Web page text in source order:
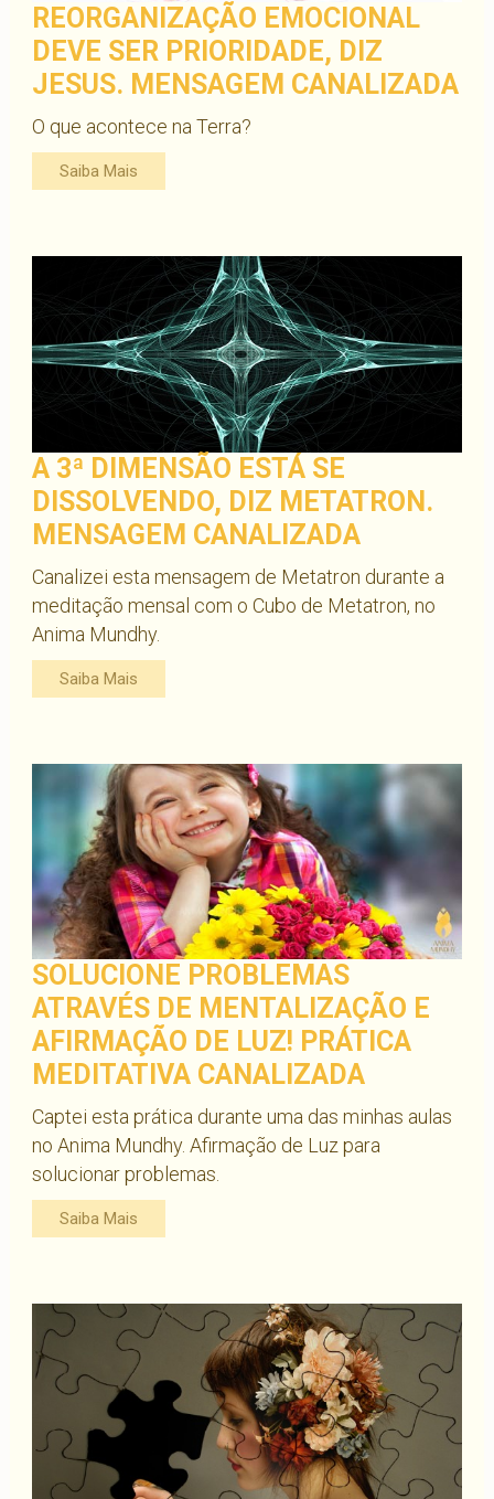
REORGANIZAÇÃO EMOCIONAL
DEVE SER PRIORIDADE, DIZ
JESUS. MENSAGEM CANALIZADA
O que acontece na Terra?
Saiba Mais
A 3ª DIMENSÃO ESTÁ SE
DISSOLVENDO, DIZ METATRON.
MENSAGEM CANALIZADA
Canalizei esta mensagem de Metatron durante a
meditação mensal com o Cubo de Metatron, no
Anima Mundhy.
Saiba Mais
SOLUCIONE PROBLEMAS
ATRAVÉS DE MENTALIZAÇÃO E
AFIRMAÇÃO DE LUZ! PRÁTICA
MEDITATIVA CANALIZADA
Captei esta prática durante uma das minhas aulas
no Anima Mundhy. Afirmação de Luz para
solucionar problemas.
Saiba Mais